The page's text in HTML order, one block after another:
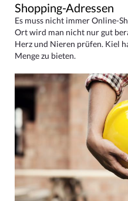
Shopping-Adressen
Es muss nicht immer Online-
Ort wird man nicht nur gut
Herz und Nieren prüfen. Kiel
Menge zu bieten.